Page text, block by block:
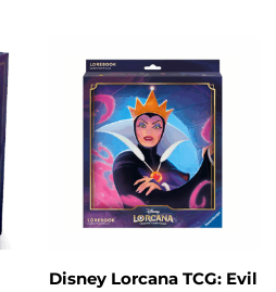
Disney Lorcana TCG: Evil